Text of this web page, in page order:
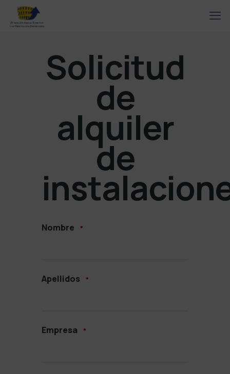
Solicitud
de
alquiler
de
Nombre *
Apellidos *
Empresa *